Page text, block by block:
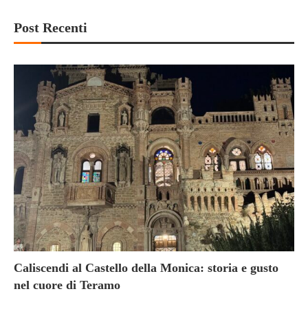
Post Recenti
Caliscendi al Castello della Monica: storia e gusto
nel cuore di Teramo